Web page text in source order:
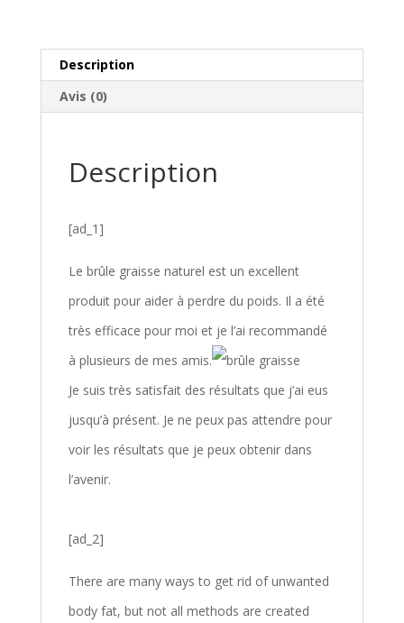
Description
Avis (0)
Description
[ad_1]
Le brûle graisse naturel est un excellent
produit pour aider à perdre du poids. Il a été
très efficace pour moi et je l’ai recommandé
à plusieurs de mes amis.
Je suis très satisfait des résultats que j’ai eus
jusqu’à présent. Je ne peux pas attendre pour
voir les résultats que je peux obtenir dans
l’avenir.
[ad_2]
There are many ways to get rid of unwanted
body fat, but not all methods are created